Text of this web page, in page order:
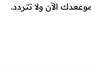
الآن ولا تتردد.